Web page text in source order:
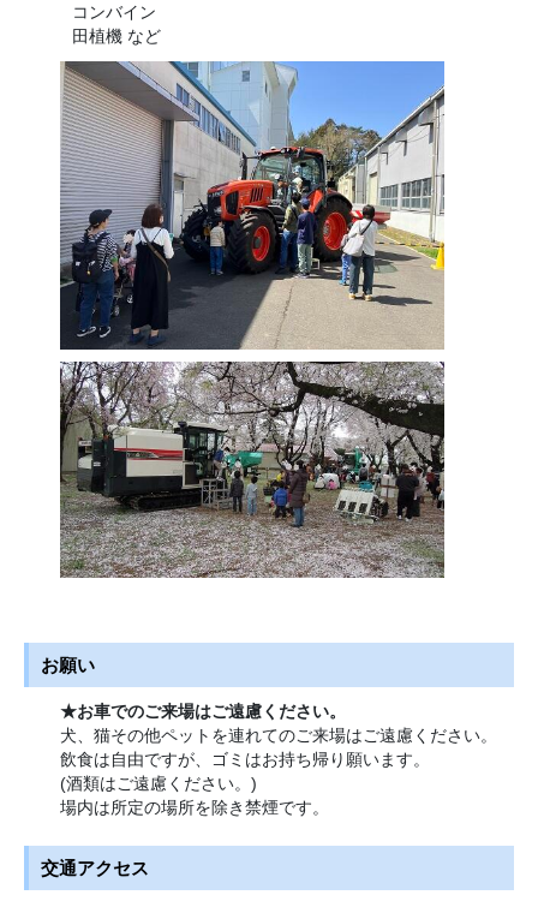
コンバイン
田植機 など
お願い
★お車でのご来場はご遠慮ください。
犬、猫その他ペットを連れてのご来場はご遠慮ください。
飲食は自由ですが、ゴミはお持ち帰り願います。
(酒類はご遠慮ください。)
場内は所定の場所を除き禁煙です。
交通アクセス